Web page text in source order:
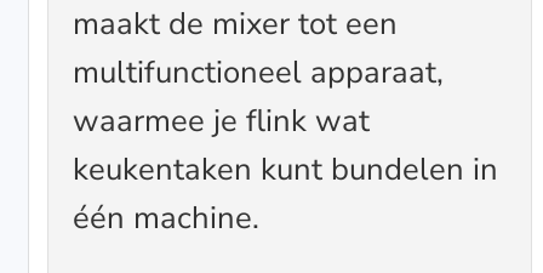
maakt de mixer tot een
multifunctioneel apparaat,
waarmee je flink wat
keukentaken kunt bundelen in
één machine.